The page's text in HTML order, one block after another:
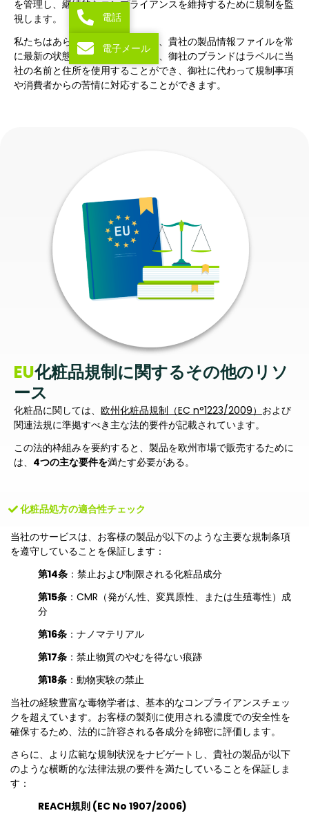
を管理し、継続的なコンプライアンスを維持するために規制を監
視します。
私たちはあらゆる副作用に対処し、貴社の製品情報ファイルを常
に最新の状態に保ちます。さらに、御社のブランドはラベルに当
社の名前と住所を使用することができ、御社に代わって規制事項
や消費者からの苦情に対応することができます。
EU化粧品規制に関するその他のリソ
ース
化粧品に関しては、 欧州化粧品規制（EC n°1223/2009） および
関連法規に準拠すべき主な法的要件が記載されています。
この法的枠組みを要約すると、製品を欧州市場で販売するために
は、 4つの主な要件を満たす必要がある。
化粧品処方の適合性チェック
当社のサービスは、お客様の製品が以下のような主要な規制条項
を遵守していることを保証します：
第14条 ：禁止および制限される化粧品成分
第15条 ：CMR（発がん性、変異原性、または生殖毒性）成
分
第16条 ：ナノマテリアル
第17条 ：禁止物質のやむを得ない痕跡
第18条 ：動物実験の禁止
当社の経験豊富な毒物学者は、基本的なコンプライアンスチェッ
クを超えています。お客様の製剤に使用される濃度での安全性を
確保するため、法的に許容される各成分を綿密に評価します。
さらに、より広範な規制状況をナビゲートし、貴社の製品が以下
のような横断的な法律法規の要件を満たしていることを保証しま
す：
REACH規則 (EC No 1907/2006)
電話
電子メール